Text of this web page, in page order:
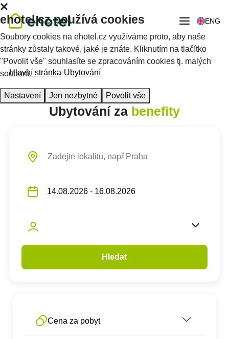
ENG
Hlavní stránka Ubytování
Ubytování za benefity
Hledat
Cena za pobyt
ehotel.cz používá cookies
Soubory cookies na ehotel.cz využíváme proto, aby naše
stránky zůstaly takové, jaké je znáte. Kliknutím na tlačítko
"Povolit vše" souhlasíte se zpracováním cookies tj. malých
souborů.
Nastavení Jen nezbytné Povolit vše